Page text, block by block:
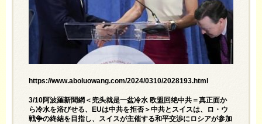
https://www.aboluowang.com/2024/0310/2028193.html
3/10阿波羅新聞網＜兜头就是一盆冷水 欧盟回绝中共＝真正面か
ら冷水を浴びせる、EUは中共を拒否＞中共とスイスは、ロ・ウ
戦争の終結を目指し、スイスが主催する和平交渉にロシアが参加